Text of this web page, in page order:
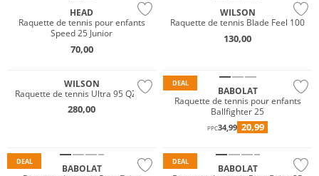
HEAD
Raquette de tennis pour enfants
Speed 25 Junior
70,00
WILSON
Raquette de tennis Blade Feel 100
130,00
WILSON
Raquette de tennis Ultra 95 QZ V5
280,00
DEAL
BABOLAT
Raquette de tennis pour enfants
Ballfighter 25
PPC34,99 20,99
DEAL
BABOLAT
DEAL
BABOLAT